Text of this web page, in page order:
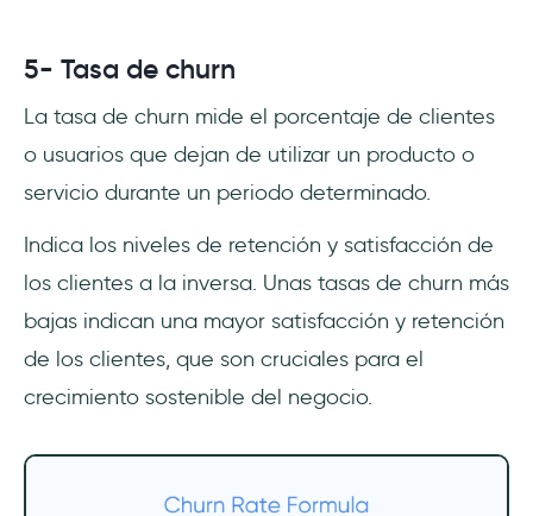
5- Tasa de churn
La tasa de churn mide el porcentaje de clientes
o usuarios que dejan de utilizar un producto o
servicio durante un periodo determinado.
Indica los niveles de retención y satisfacción de
los clientes a la inversa. Unas tasas de churn más
bajas indican una mayor satisfacción y retención
de los clientes, que son cruciales para el
crecimiento sostenible del negocio.